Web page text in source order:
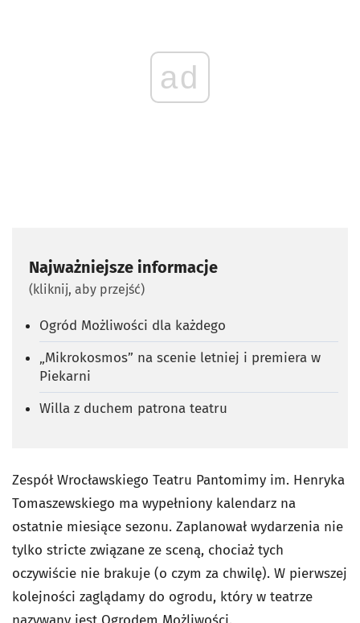
ad
Najważniejsze informacje
(kliknij, aby przejść)
Ogród Możliwości dla każdego
„Mikrokosmos” na scenie letniej i premiera w
Piekarni
Willa z duchem patrona teatru
Zespół Wrocławskiego Teatru Pantomimy im. Henryka
Tomaszewskiego ma wypełniony kalendarz na
ostatnie miesiące sezonu. Zaplanował wydarzenia nie
tylko stricte związane ze sceną, chociaż tych
oczywiście nie brakuje (o czym za chwilę). W pierwszej
kolejności zaglądamy do ogrodu, który w teatrze